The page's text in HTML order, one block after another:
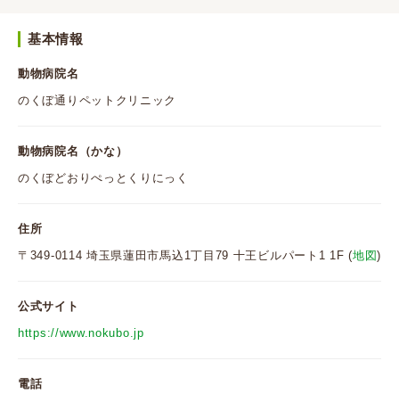
基本情報
動物病院名
のくぼ通りペットクリニック
動物病院名（かな）
のくぼどおりぺっとくりにっく
住所
〒349-0114 埼玉県蓮田市馬込1丁目79 十王ビルパート1 1F (地図)
公式サイト
https://www.nokubo.jp
電話